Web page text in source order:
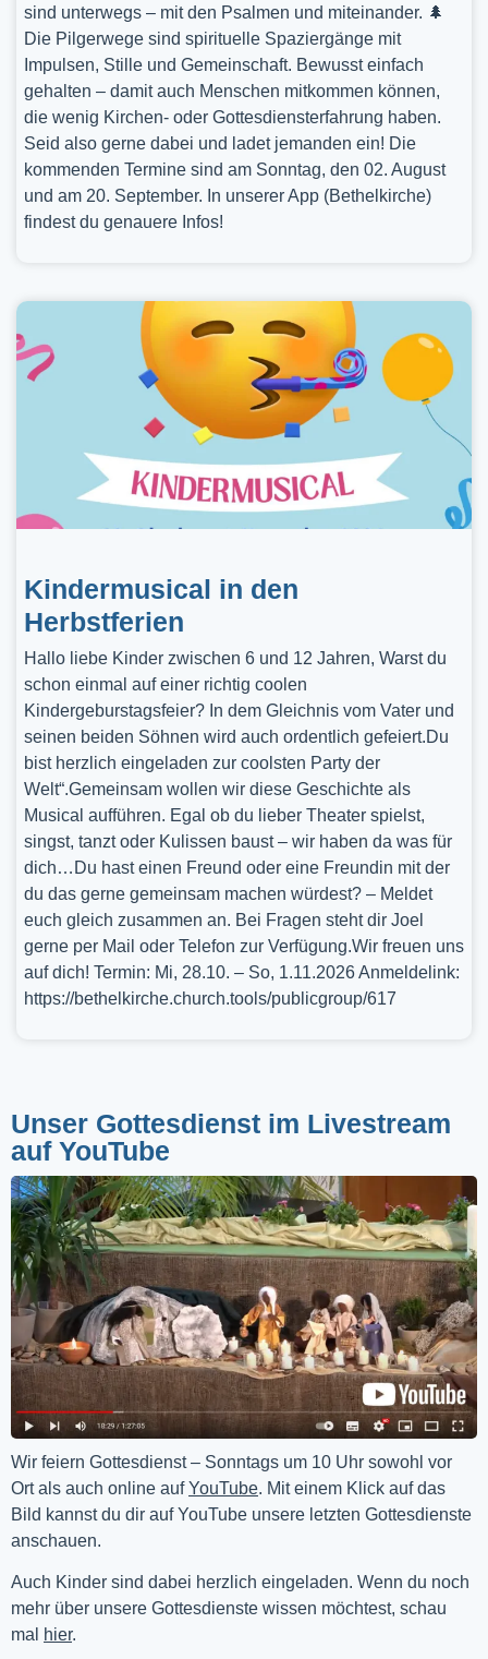
sind unterwegs – mit den Psalmen und miteinander. 🌲
Die Pilgerwege sind spirituelle Spaziergänge mit
Impulsen, Stille und Gemeinschaft. Bewusst einfach
gehalten – damit auch Menschen mitkommen können,
die wenig Kirchen- oder Gottesdiensterfahrung haben.
Seid also gerne dabei und ladet jemanden ein! Die
kommenden Termine sind am Sonntag, den 02. August
und am 20. September. In unserer App (Bethelkirche)
findest du genauere Infos!
Kindermusical in den
Herbstferien
Hallo liebe Kinder zwischen 6 und 12 Jahren, Warst du
schon einmal auf einer richtig coolen
Kindergeburstagsfeier? In dem Gleichnis vom Vater und
seinen beiden Söhnen wird auch ordentlich gefeiert.Du
bist herzlich eingeladen zur coolsten Party der
Welt“.Gemeinsam wollen wir diese Geschichte als
Musical aufführen. Egal ob du lieber Theater spielst,
singst, tanzt oder Kulissen baust – wir haben da was für
dich…Du hast einen Freund oder eine Freundin mit der
du das gerne gemeinsam machen würdest? – Meldet
euch gleich zusammen an. Bei Fragen steht dir Joel
gerne per Mail oder Telefon zur Verfügung.Wir freuen uns
auf dich! Termin: Mi, 28.10. – So, 1.11.2026 Anmeldelink:
https://bethelkirche.church.tools/publicgroup/617
Unser Gottesdienst im Livestream
auf YouTube
Wir feiern Gottesdienst – Sonntags um 10 Uhr sowohl vor
Ort als auch online auf YouTube. Mit einem Klick auf das
Bild kannst du dir auf YouTube unsere letzten Gottesdienste
anschauen.
Auch Kinder sind dabei herzlich eingeladen. Wenn du noch
mehr über unsere Gottesdienste wissen möchtest, schau
mal
hier.